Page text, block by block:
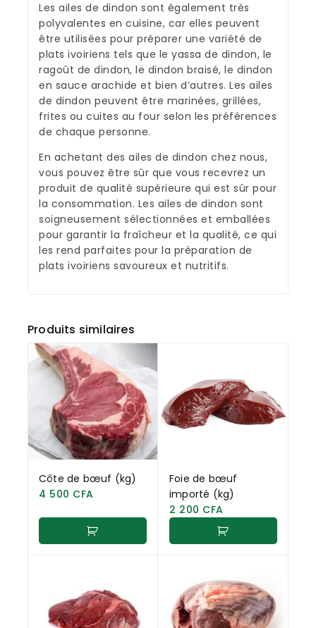
Les ailes de dindon sont également très
polyvalentes en cuisine, car elles peuvent
être utilisées pour préparer une variété de
plats ivoiriens tels que le yassa de dindon, le
ragoût de dindon, le dindon braisé, le dindon
en sauce arachide et bien d’autres. Les ailes
de dindon peuvent être marinées, grillées,
frites ou cuites au four selon les préférences
de chaque personne.
En achetant des ailes de dindon chez nous,
vous pouvez être sûr que vous recevrez un
produit de qualité supérieure qui est sûr pour
la consommation. Les ailes de dindon sont
soigneusement sélectionnées et emballées
pour garantir la fraîcheur et la qualité, ce qui
les rend parfaites pour la préparation de
plats ivoiriens savoureux et nutritifs.
Produits similaires
Côte de bœuf (kg)
4 500 CFA
Foie de bœuf
importé (kg)
2 200 CFA